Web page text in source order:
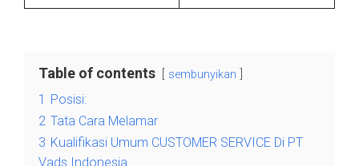
Table of contents sembunyikan
1
Posisi:
2 Tata Cara Melamar
3 Kualifikasi Umum CUSTOMER SERVICE Di PT
Vads Indonesia